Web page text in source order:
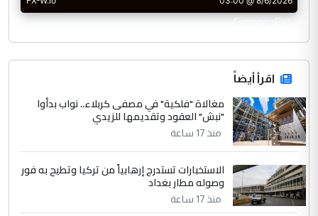
CurrencyRate
اقرأ أيضاً
مغالاة "فلكية" في مصفى كربلاء.. نواب بدأوا
"نبش" العقود وتقديمها للزيدي
منذ 17 ساعة
الاستخبارات تستدرج إرهابياً من تركيا وتطيح به فور
وصوله مطار بغداد
منذ 17 ساعة